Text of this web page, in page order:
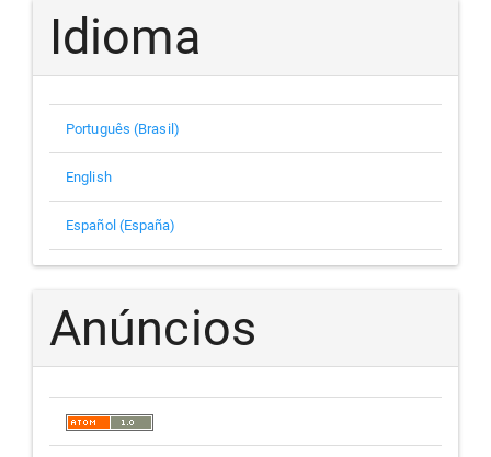
Idioma
Português (Brasil)
English
Español (España)
Anúncios